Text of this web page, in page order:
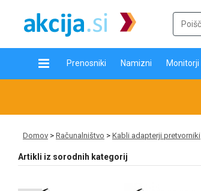
Prenosniki Namizni Monitorji
Domov > Računalništvo > Kabli adapterji pretvorniki
Artikli iz sorodnih kategorij